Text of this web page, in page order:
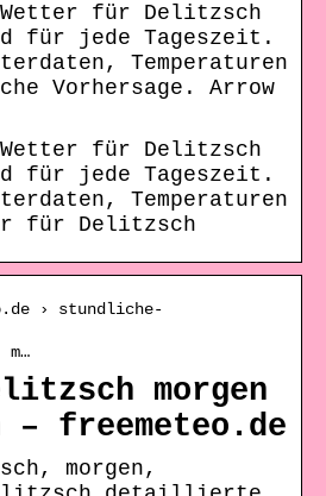
für Delitzsch
für jede Tageszeit.
Temperaturen
Vorhersage. Arrow
für Delitzsch
für jede Tageszeit.
Temperaturen
für Delitzsch
› stundliche-
morgen
freemeteo.de
morgen,